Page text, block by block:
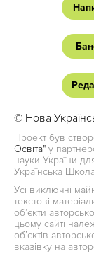
© Нова
Проект був
Освіта" у
науки України
Українська
Усі виключні
текстові
об’єкти
цьому сайті
об’єктів
вказівку на